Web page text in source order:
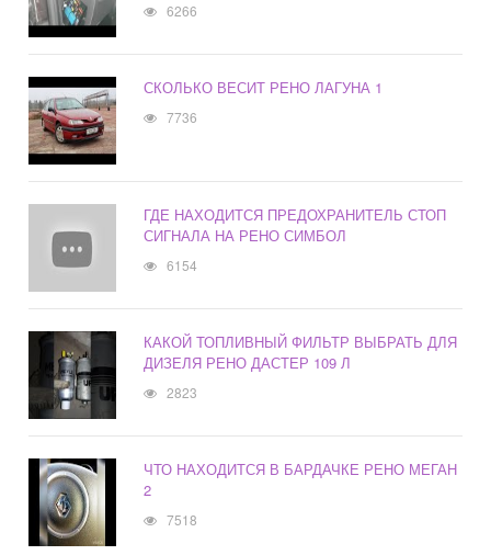
6266
СКОЛЬКО ВЕСИТ РЕНО ЛАГУНА 1
7736
ГДЕ НАХОДИТСЯ ПРЕДОХРАНИТЕЛЬ СТОП
СИГНАЛА НА РЕНО СИМБОЛ
6154
КАКОЙ ТОПЛИВНЫЙ ФИЛЬТР ВЫБРАТЬ ДЛЯ
ДИЗЕЛЯ РЕНО ДАСТЕР 109 Л
2823
ЧТО НАХОДИТСЯ В БАРДАЧКЕ РЕНО МЕГАН
2
7518